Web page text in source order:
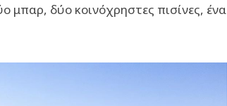
μπαρ, δύο κοινόχρηστες πισίνες, ένα